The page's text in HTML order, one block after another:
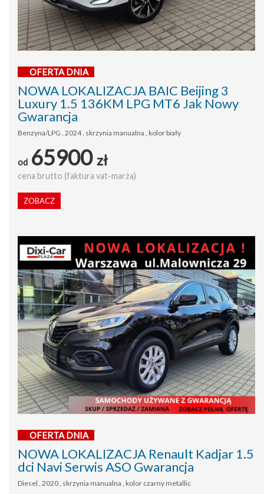
OFERTA DNIA
NOWA LOKALIZACJA BAIC Beijing 3
Luxury 1.5 136KM LPG MT6 Jak Nowy
Gwarancja
Benzyna/LPG , 2024 , skrzynia manualna , kolor biały
od 65900 zł
cena brutto (faktura vat-marża)
ZOBACZ
OFERTA DNIA
NOWA LOKALIZACJA Renault Kadjar 1.5
dci Navi Serwis ASO Gwarancja
Diesel , 2020 , skrzynia manualna , kolor czarny metallic